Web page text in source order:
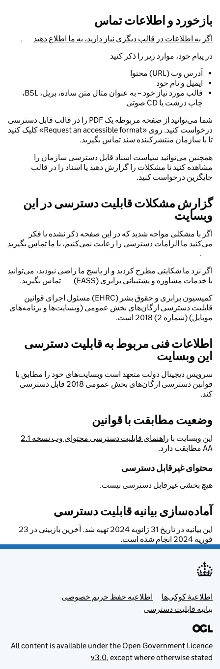
بازخورد و اطلاعات تماس
اگر به اطلاعات در قالب دیگری نیاز دارید، به ما اطلاع دهید
.
در پیام خود، موارد زیر را ذکر کنید
آدرس وب (URL) محتوا
ایمیل و نام خود
قالب مورد نیاز خود – به عنوان مثال متن ساده، بریل، BSL،
چاپ درشت یا CD صوتی
شما می‌توانید از صفحه مربوطه یک PDF را در قالب قابل دسترسی
درخواست کنید. روی «Request an accessible format» کلیک کنید
تا با سازمان منتشرکننده سند تماس بگیرید.
همچنین می‌توانید سیاست اسناد قابل دسترسی سازمان را
مشاهده کنید تا مشکلات را گزارش دهید یا اسناد را در قالب
جایگزین درخواست کنید.
گزارش مشکلات قابلیت دسترسی در این
وبسایت
اگر با مشکلی مواجه شدید که در این صفحه ذکر نشده یا فکر
می‌کنید ما الزامات دسترسی را رعایت نمی‌کنیم، با ما تماس بگیرید
.
اگر نزد ما شکایتی مطرح کردید و از پاسخ ما راضی نبودید، می‌توانید
با خدمات مشاوره و پشتیبانی برابری (EASS)
تماس بگیرید.
کمیسیون برابری و حقوق بشر (EHRC) مسئول اجرای قوانین
قابلیت دسترسی ارگان‌های بخش عمومی (وبسایت‌ها و برنامه‌های
موبایل) (شماره 2) 2018 است.
اطلاعات فنی مربوط به قابلیت دسترسی
این وبسایت
سرویس دیجیتال دولت متعهد است وبسایت‌های خود را مطابق با
قوانین دسترسی ارگان‌های بخش عمومی 2018 قابل دسترسی
کند.
وضعیت مطابقت با قوانین
این وبسایت با راهنمای قابلیت دسترسی محتوای وب نسخه 2.1
AA مطابقت دارد.
محتوای غیرقابل دسترسی
هیچ بخشی غیرقابل دسترسی نیست.
آماده‌سازی بیانیه قابلیت دسترسی
این بیانیه در تاریخ 31 ژانویه 2024 تهیه شد. آخرین بازبینی در 23
فوریه 2024 انجام شده است.
Footer menu
اطلاعیهٔ کوکی‌ها
اطلاعیه حفظ حریم خصوصی
بیانیه قابلیت دسترسی
All content is available under the Open Government Licence
v3.0, except where otherwise stated